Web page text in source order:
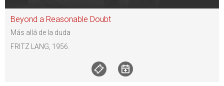
Beyond a Reasonable Doubt
Más allá de la duda
FRITZ LANG, 1956.